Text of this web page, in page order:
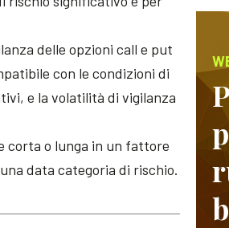
delle opzioni call e put
con le condizioni di
e la volatilità di vigilanza
corta o lunga in un fattore
data categoria di rischio.